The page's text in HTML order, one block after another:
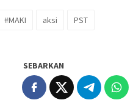
#MAKI aksi
PST
SEBARKAN